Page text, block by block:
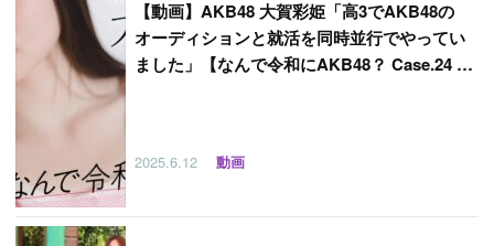
【動画】AKB48 大賀彩姫「高3でAKB48の
オーディションと就活を同時並行でやってい
ました」【なんで令和にAKB48？ Case.24 前
2025.6.12 動画